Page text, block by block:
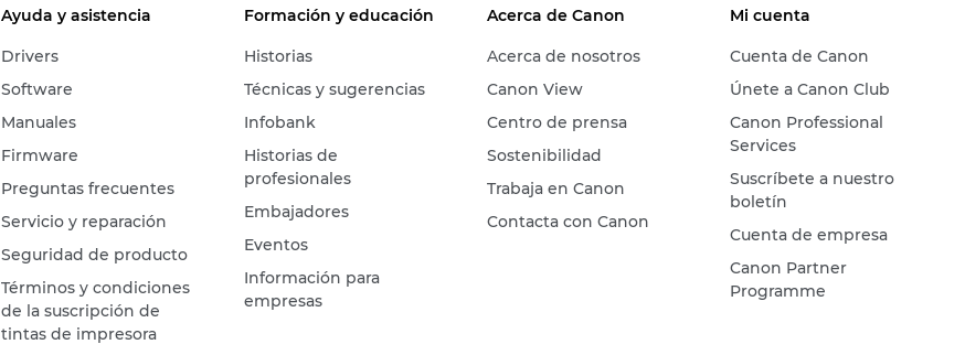
Ayuda y asistencia
Drivers
Software
Manuales
Firmware
Preguntas frecuentes
Servicio y reparación
Seguridad de producto
Términos y condiciones
de la suscripción de
tintas de impresora
Formación y educación
Historias
Técnicas y sugerencias
Infobank
Historias de
profesionales
Embajadores
Eventos
Información para
empresas
Acerca de Canon
Acerca de nosotros
Canon View
Centro de prensa
Sostenibilidad
Trabaja en Canon
Contacta con Canon
Mi cuenta
Cuenta de Canon
Únete a Canon Club
Canon Professional
Services
Suscríbete a nuestro
boletín
Cuenta de empresa
Canon Partner
Programme